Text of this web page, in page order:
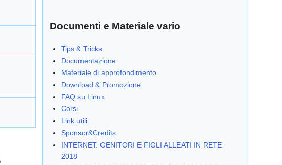
Documenti e Materiale vario
Tips & Tricks
Documentazione
Materiale di approfondimento
Download & Promozione
FAQ su Linux
Corsi
Link utili
Sponsor&Credits
INTERNET: GENITORI E FIGLI ALLEATI IN RETE
2018